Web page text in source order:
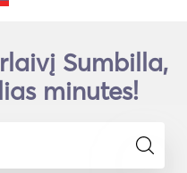
Sumbilla,
minutes!